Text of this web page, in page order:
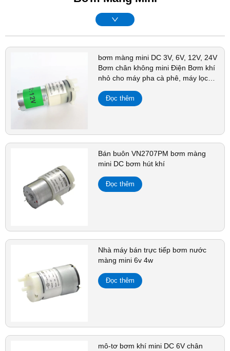
bơm màng mini DC 3V, 6V, 12V, 24V
Bơm chân không mini Điện Bơm khí
nhỏ cho máy pha cà phê, máy lọc
Đọc thêm
Bán buôn VN2707PM bơm màng
mini DC bơm hút khí
Đọc thêm
Nhà máy bán trực tiếp bơm nước
màng mini 6v 4w
Đọc thêm
mô-tơ bơm khí mini DC 6V chân